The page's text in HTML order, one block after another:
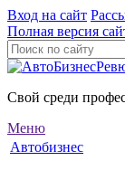
Вход на сайт
Полная версия
Свой среди
Меню
Автобизнес